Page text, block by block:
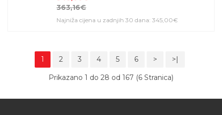
363,16€
Najniža cijena u zadnjih 30 dana: 345,00€
1 2 3 4 5 6 > >|
Prikazano 1 do 28 od 167 (6 Stranica)